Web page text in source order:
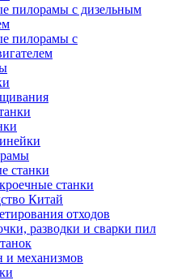
пилорамы с дизельным
пилорамы с
станки
станки
Китай
отходов
разводки и сварки пил
и механизмов